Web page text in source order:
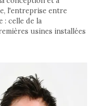
l'entreprise entre
: celle de la
usines installées